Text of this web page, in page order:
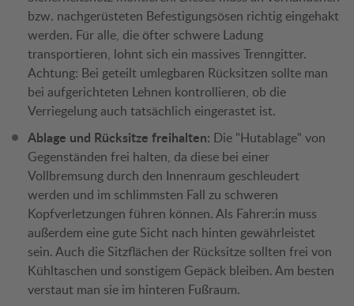
bzw. nachgerüsteten Befestigungsösen richtig eingehakt
werden. Für alle, die öfter schwere Ladung
transportieren, lohnt sich ein massives Trenngitter.
Achtung: Bei geteilt umlegbaren Rücksitzen sollte man
bei aufgerichteten Lehnen kontrollieren, ob die
Verriegelung auch tatsächlich eingerastet ist.
Ablage und Rücksitze freihalten: Die "Hutablage" von
Gegenständen frei halten, da diese bei einer
Vollbremsung durch den Innenraum geschleudert
werden und im schlimmsten Fall zu schweren
Kopfverletzungen führen können. Als Fahrer:in muss
außerdem eine gute Sicht nach hinten gewährleistet
sein. Auch die Sitzflächen der Rücksitze sollten frei von
Kühltaschen und sonstigem Gepäck bleiben. Am besten
verstaut man sie im hinteren Fußraum.